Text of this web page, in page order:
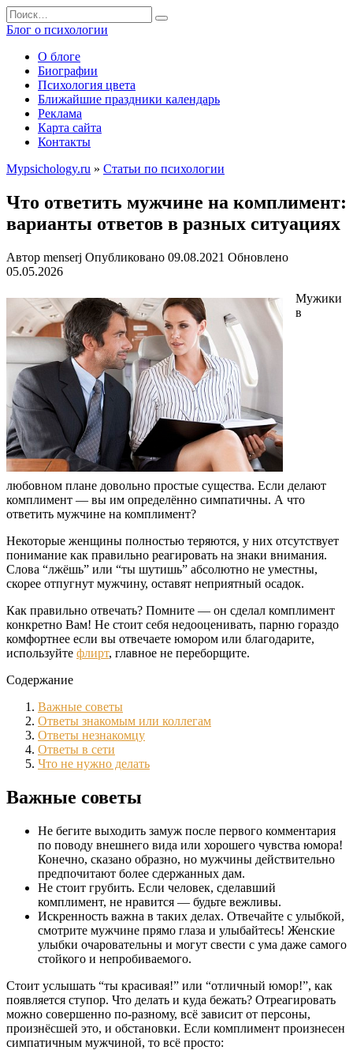
Перейти
к
Search
for:
Блог о психологии
О блоге
Биографии
Психология цвета
Ближайшие праздники календарь
Реклама
Карта сайта
Контакты
Mypsichology.ru » Статьи по психологии
Что ответить мужчине на комплимент:
варианты ответов в разных ситуациях
Автор menserj Опубликовано 09.08.2021 Обновлено
05.05.2026
Мужики
в
любовном плане довольно простые существа. Если делают
комплимент — вы им определённо симпатичны. А что
ответить мужчине на комплимент?
Некоторые женщины полностью теряются, у них отсутствует
понимание как правильно реагировать на знаки внимания.
Слова “лжёшь” или “ты шутишь” абсолютно не уместны,
скорее отпугнут мужчину, оставят неприятный осадок.
Как правильно отвечать? Помните — он сделал комплимент
конкретно Вам! Не стоит себя недооценивать, парню гораздо
комфортнее если вы отвечаете юмором или благодарите,
используйте флирт, главное не переборщите.
Содержание
Важные советы
Ответы знакомым или коллегам
Ответы незнакомцу
Ответы в сети
Что не нужно делать
Важные советы
Не бегите выходить замуж после первого комментария
по поводу внешнего вида или хорошего чувства юмора!
Конечно, сказано образно, но мужчины действительно
предпочитают более сдержанных дам.
Не стоит грубить. Если человек, сделавший
комплимент, не нравится — будьте вежливы.
Искренность важна в таких делах. Отвечайте с улыбкой,
смотрите мужчине прямо глаза и улыбайтесь! Женские
улыбки очаровательны и могут свести с ума даже самого
стойкого и непробиваемого.
Стоит услышать “ты красивая!” или “отличный юмор!”, как
появляется ступор. Что делать и куда бежать? Отреагировать
можно совершенно по-разному, всё зависит от персоны,
произнёсшей это, и обстановки. Если комплимент произнесен
симпатичным мужчиной, то всё просто: